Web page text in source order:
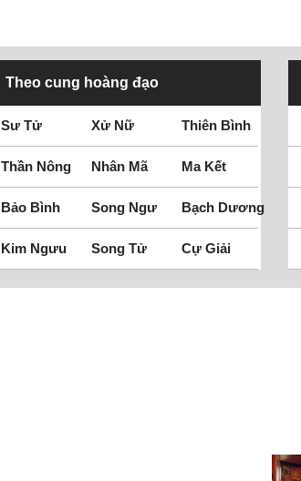
Theo cung hoàng đạo
Sư Tử Xử Nữ Thiên Bình
Thần Nông Nhân Mã Ma Kết
Bảo Bình Song Ngư Bạch Dương
Kim Ngưu Song Tử Cự Giải